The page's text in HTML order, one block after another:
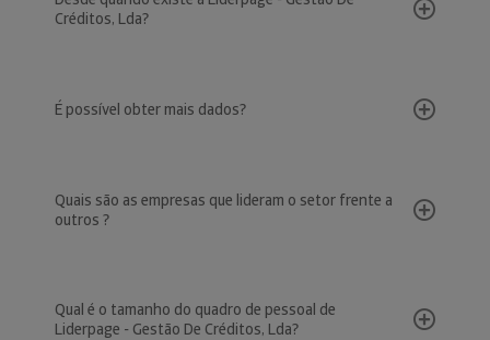
Créditos, Lda?
É possível obter mais dados?
Quais são as empresas que lideram o setor frente a
outros ?
Qual é o tamanho do quadro de pessoal de
Liderpage - Gestão De Créditos, Lda?